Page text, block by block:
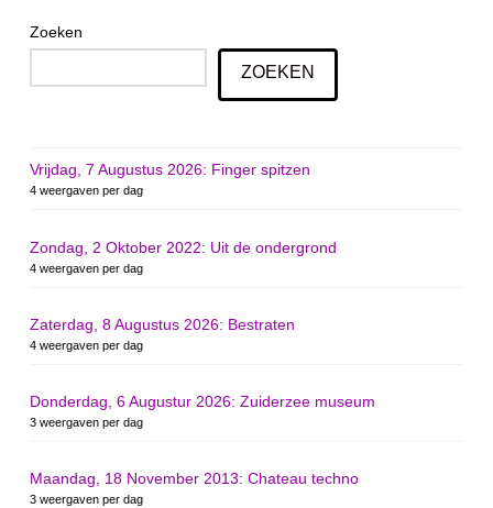
Zoeken
ZOEKEN
Vrijdag, 7 Augustus 2026: Finger spitzen
4 weergaven per dag
Zondag, 2 Oktober 2022: Uit de ondergrond
4 weergaven per dag
Zaterdag, 8 Augustus 2026: Bestraten
4 weergaven per dag
Donderdag, 6 Augustur 2026: Zuiderzee museum
3 weergaven per dag
Maandag, 18 November 2013: Chateau techno
3 weergaven per dag